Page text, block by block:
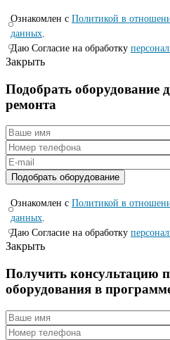
Ознакомлен с Политикой в
данных
Даю Согласие на обработку
Закрыть
Подобрать оборудование
ремонта
Ознакомлен с Политикой в
данных.
Даю Согласие на обработку
Закрыть
Получить консультацию
оборудования в